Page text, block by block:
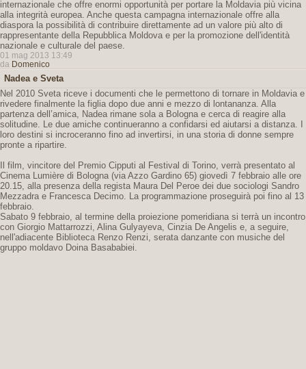
internazionale che offre enormi opportunità per portare la Moldavia più vicina
alla integrità europea. Anche questa campagna internazionale offre alla
diaspora la possibilità di contribuire direttamente ad un valore più alto di
rappresentante della Repubblica Moldova e per la promozione dell'identità
nazionale e culturale del paese.
01 mag 2013 13:49
da Domenico
Nadea e Sveta
Nel 2010 Sveta riceve i documenti che le permettono di tornare in Moldavia e
rivedere finalmente la figlia dopo due anni e mezzo di lontananza. Alla
partenza dell’amica, Nadea rimane sola a Bologna e cerca di reagire alla
solitudine. Le due amiche continueranno a confidarsi ed aiutarsi a distanza. I
loro destini si incroceranno fino ad invertirsi, in una storia di donne sempre
pronte a ripartire.
Il film, vincitore del Premio Cipputi al Festival di Torino, verrà presentato al
Cinema Lumière di Bologna (via Azzo Gardino 65) giovedì 7 febbraio alle ore
20.15, alla presenza della regista Maura Del Peroe dei due sociologi Sandro
Mezzadra e Francesca Decimo. La programmazione proseguirà poi fino al 13
febbraio.
Sabato 9 febbraio, al termine della proiezione pomeridiana si terrà un incontro
con Giorgio Mattarrozzi, Alina Gulyayeva, Cinzia De Angelis e, a seguire,
nell'adiacente Biblioteca Renzo Renzi, serata danzante con musiche del
gruppo moldavo Doina Basababiei.